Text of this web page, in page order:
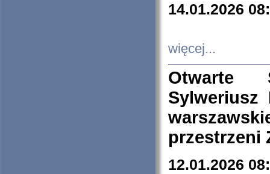
14.01.2026
więcej...
Otwarte
Sylweriusz
przestrzeni
12.01.2026